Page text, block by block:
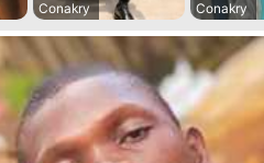
Conakry
Conakry